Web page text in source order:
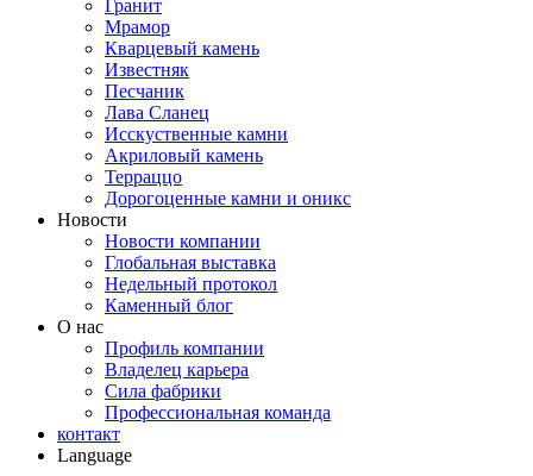
Гранит
Мрамор
Кварцевый камень
Известняк
Песчаник
Лава Сланец
Исскуственные камни
Акриловый камень
Терраццо
Дорогоценные камни и оникс
Новости
Новости компании
Глобальная выставка
Недельный протокол
Каменный блог
О нас
Профиль компании
Владелец карьера
Сила фабрики
Профессиональная команда
контакт
Language